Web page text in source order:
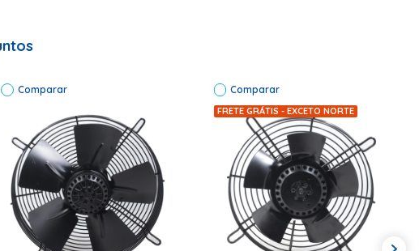
Comparar Comparar
FRETE GRÁTIS - EXCETO NORTE